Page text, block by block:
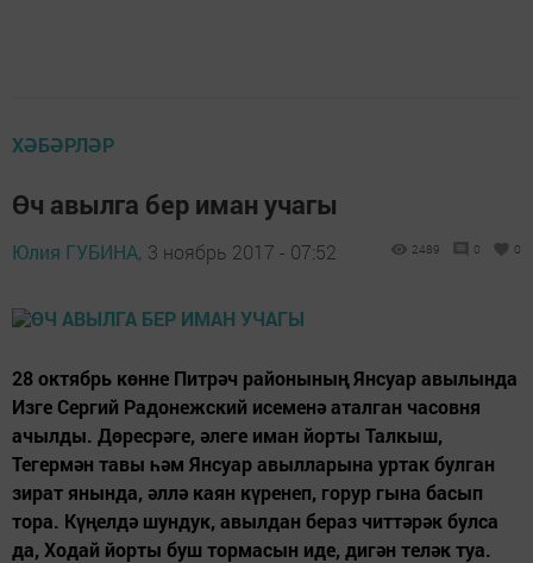
ХӘБӘРЛӘР
Өч авылга бер иман учагы
Юлия ГУБИНА, 3 ноябрь 2017 - 07:52 2489 0 0
28 октябрь көнне Питрәч районының Янсуар авылында
Изге Сергий Радонежский исеменә аталган часовня
ачылды. Дөресрәге, әлеге иман йорты Талкыш,
Тегермән тавы һәм Янсуар авылларына уртак булган
зират янында, әллә каян күренеп, горур гына басып
тора. Күңелдә шундук, авылдан бераз читтәрәк булса
да, Ходай йорты буш тормасын иде, дигән теләк туа.